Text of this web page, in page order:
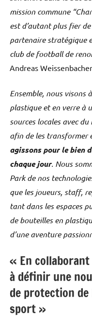
mission commune
est d’autant plus fier
partenaire stratégique
club de football de
Andreas
Ensemble, nous visons
plastique et en verre à
sources locales avec
afin de les transformer
agissons pour le bien
chaque jour. Nous
Park de nos
que les joueurs, staff,
tant dans les espaces
de bouteilles en
d’une aventure
« En
à définir une
de protection de
sport »